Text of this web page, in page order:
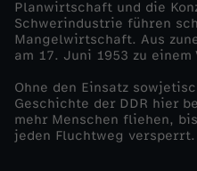
h
s
t
i
Planwirtschaft und die
Schwerindustrie führen
Mangelwirtschaft. Aus
am 17. Juni 1953 zu einem
Ohne den Einsatz
Geschichte der DDR hier
mehr Menschen fliehen,
jeden Fluchtweg versperrt.